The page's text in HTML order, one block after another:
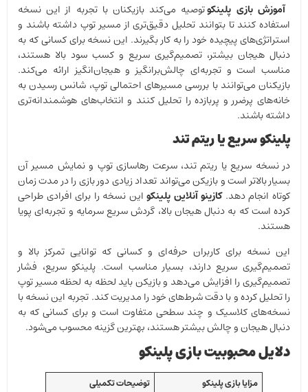
آموزش بازی پلینکوتوصیه می‌کند بازیکنان با تجربه از این نسخه
استفاده کنند تا بتوانند تحلیل دقیق‌تری از مسیر توپ داشته باشند و
استراتژی‌های پیچیده خود را به کار بگیرند. این نسخه برای کسانی که به
دنبال هیجان بیشتر، تصمیم‌گیری سریع و کسب سود بالا هستند،
مناسب است و تجربه‌ای چالش‌برانگیز و هیجان‌انگیز ارائه می‌کند.
بازیکنان می‌توانند با بررسی مسیرهای احتمالی توپ، شانس رسیدن به
خانه‌های پرضرر و پربازده را تحلیل کنند و انتخاب‌های هوشمندانه‌تری
داشته باشند.
پلینکو سریع یا ریتم تند
در نسخه سریع یا ریتم تند، سرعت رهاسازی توپ و نمایش مسیر آن
بسیار بالاتر است و بازیکن می‌تواند تعداد زیادی دور بازی را در مدت زمان
کوتاه انجام دهد.کازینو آنلاین پلینکواین نسخه را برای افرادی طراحی
کرده است که به دنبال هیجان بالا، گردش سریع سرمایه و تجربه‌ای پویا
هستند.
این نسخه برای کاربران حرفه‌ای و کسانی که توانایی تمرکز بالا و
تصمیم‌گیری سریع دارند، بسیار مناسب است. پلینکو سریع، فشار
تصمیم‌گیری را افزایش می‌دهد و بازیکن باید لحظه به لحظه مسیر توپ
را تحلیل کرده و با دقت شرط‌های خود را مدیریت کند. تجربه این نسخه با
نسخه‌های کلاسیک و چند سطحی متفاوت است و برای کسانی که به
دنبال هیجان و چالش بیشتر هستند، بهترین گزینه محسوب می‌شود.
دلایل محبوبیت بازی پلینکو
مزایا بازی پلینکو
توضیحات تکمیلی